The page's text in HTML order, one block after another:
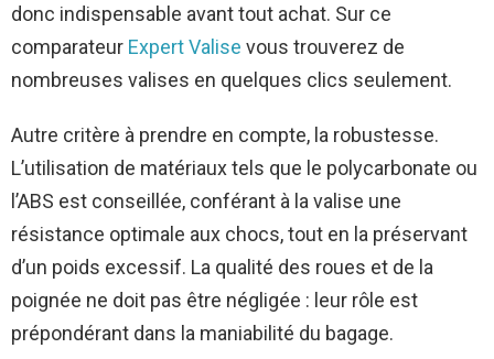
donc indispensable avant tout achat. Sur ce
comparateur Expert Valise vous trouverez de
nombreuses valises en quelques clics seulement.
Autre critère à prendre en compte, la robustesse.
L’utilisation de matériaux tels que le polycarbonate ou
l’ABS est conseillée, conférant à la valise une
résistance optimale aux chocs, tout en la préservant
d’un poids excessif. La qualité des roues et de la
poignée ne doit pas être négligée : leur rôle est
prépondérant dans la maniabilité du bagage.